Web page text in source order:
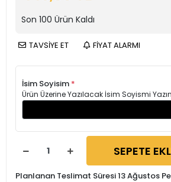
Son 100 Ürün Kaldı
TAVSİYE ET FİYAT ALARMI
İsim Soyisim *
Ürün Üzerine Yazılacak İsim Soyismi
SEPETE
Planlanan Teslimat Süresi 13 Ağustos